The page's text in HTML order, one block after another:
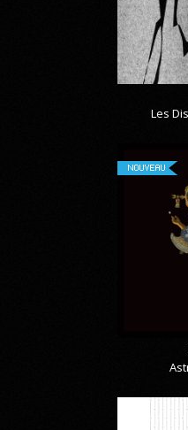
Les
NOUVEAU